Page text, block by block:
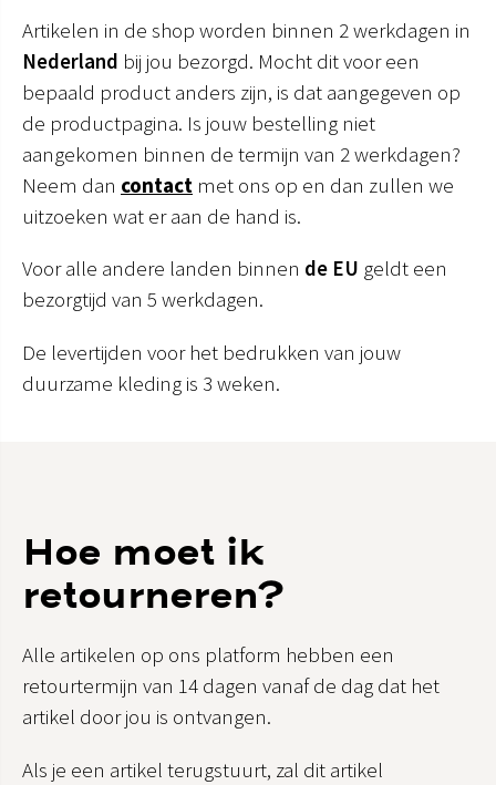
Artikelen in de shop worden binnen 2 werkdagen in
Nederland bij jou bezorgd. Mocht dit voor een
bepaald product anders zijn, is dat aangegeven op
de productpagina. Is jouw bestelling niet
aangekomen binnen de termijn van 2 werkdagen?
Neem dan contact met ons op en dan zullen we
uitzoeken wat er aan de hand is.
Voor alle andere landen binnen de EU geldt een
bezorgtijd van 5 werkdagen.
De levertijden voor het bedrukken van jouw
duurzame kleding is 3 weken.
Hoe moet ik
retourneren?
Alle artikelen op ons platform hebben een
retourtermijn van 14 dagen vanaf de dag dat het
artikel door jou is ontvangen.
Als je een artikel terugstuurt, zal dit artikel